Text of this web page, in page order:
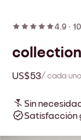
4.9 ·
US$53/ cada uno
Sin
Satisfacción